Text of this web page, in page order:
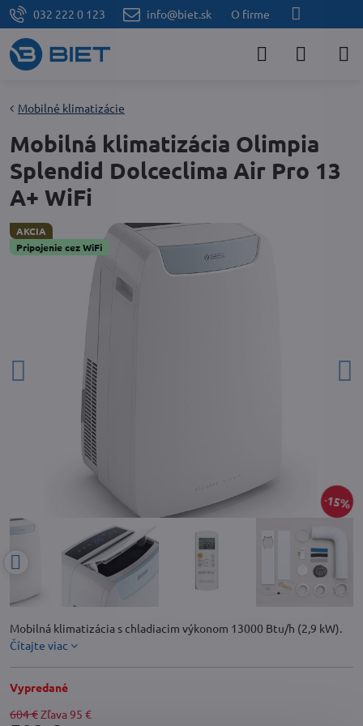
032 222 0 123 info@biet.sk O firme
AKCIA
Pripojenie cez WiFi
15%
Mobilné klimatizácie
Mobilná klimatizácia Olimpia
Splendid Dolceclima Air Pro 13
A+ WiFi
Mobilná klimatizácia s chladiacim výkonom 13000 Btu/h (2,9 kW).
Čítajte viac
Vypredané
604 €Zľava95 €